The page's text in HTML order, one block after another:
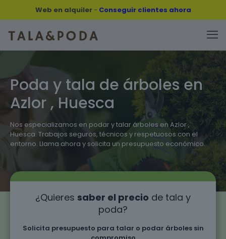
Web en alquiler- Conseguir clientes ahora
Poda y tala de árboles en
Azlor , Huesca
Nos especializamos en podar y talar árboles en Azlor ,
Huesca. Trabajos seguros, técnicos y respetuosos con el
entorno. Llama ahora y solicita un presupuesto económico.
¿Quieres saber el precio de tala y
poda?
Solicita presupuesto para talar o podar árboles sin